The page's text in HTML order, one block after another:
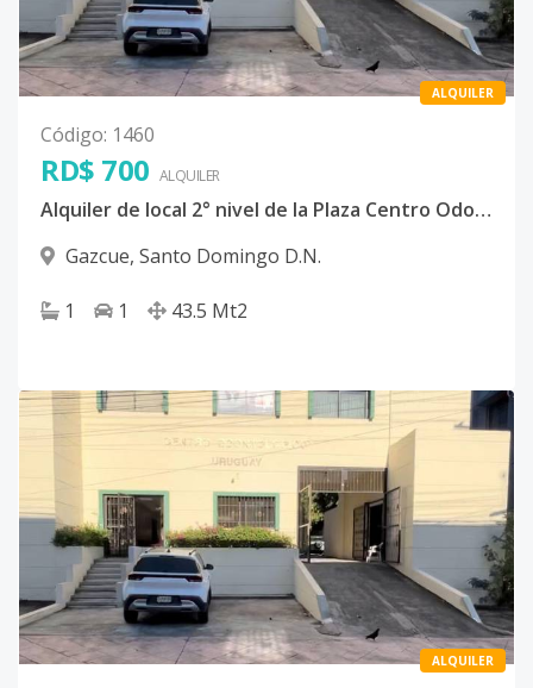
ALQUILER
Código: 1460
RD$ 700 ALQUILER
Alquiler de local 2° nivel de la Plaza Centro Odontológico Uruguay, Gazcue
Gazcue, Santo Domingo D.N.
1 1 43.5 Mt2
ALQUILER